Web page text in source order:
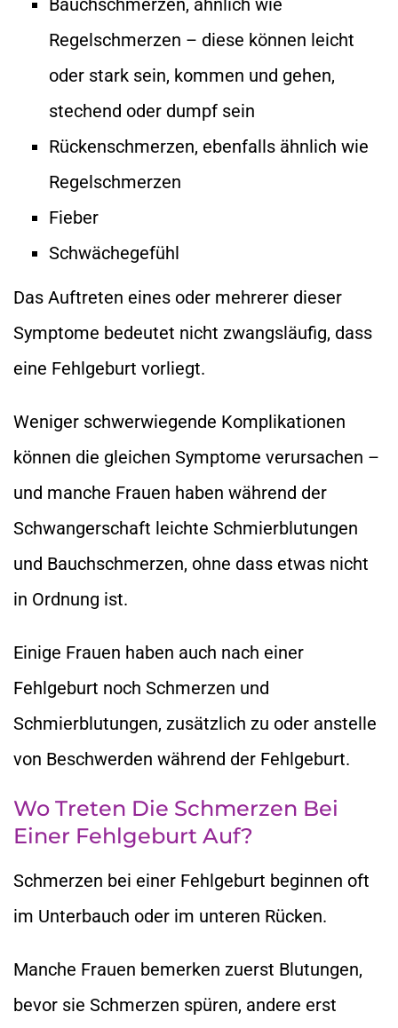
Regelschmerzen – diese können leicht
oder stark sein, kommen und gehen,
stechend oder dumpf sein
Rückenschmerzen, ebenfalls ähnlich wie
Regelschmerzen
Fieber
Schwächegefühl
Das Auftreten eines oder mehrerer dieser
Symptome bedeutet nicht zwangsläufig, dass
eine Fehlgeburt vorliegt.
Weniger schwerwiegende Komplikationen
können die gleichen Symptome verursachen –
und manche Frauen haben während der
Schwangerschaft leichte Schmierblutungen
und Bauchschmerzen, ohne dass etwas nicht
in Ordnung ist.
Einige Frauen haben auch nach einer
Fehlgeburt noch Schmerzen und
Schmierblutungen, zusätzlich zu oder anstelle
von Beschwerden während der Fehlgeburt.
Wo Treten Die Schmerzen Bei
Einer Fehlgeburt Auf?
Schmerzen bei einer Fehlgeburt beginnen oft
im Unterbauch oder im unteren Rücken.
Manche Frauen bemerken zuerst Blutungen,
bevor sie Schmerzen spüren, andere erst